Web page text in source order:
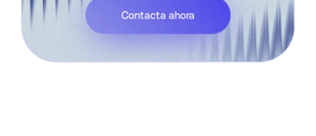
Contacta ahora